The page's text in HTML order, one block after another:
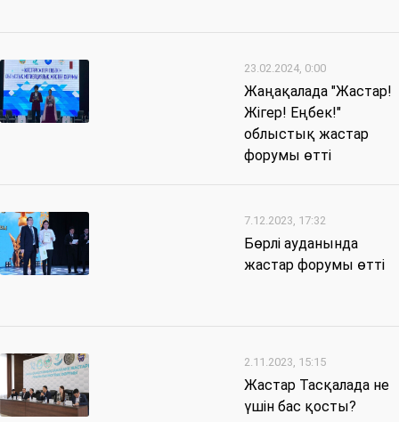
23.02.2024, 0:00
Жаңақалада "Жастар!
Жігер! Еңбек!"
облыстық жастар
форумы өтті
7.12.2023, 17:32
Бөрлі ауданында
жастар форумы өтті
2.11.2023, 15:15
Жастар Тасқалада не
үшін бас қосты?